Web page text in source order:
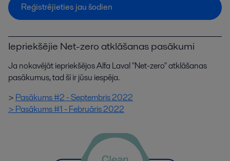
Reģistrējieties jau šodien
Iepriekšējie Net-zero atklāšanas pasākumi
Ja nokavējāt iepriekšējos Alfa Laval "Net-zero" atklāšanas
pasākumus, tad šī ir jūsu iespēja.
> Pasākums #2 - Septembris 2022
> Pasākums #1 - Februāris 2022